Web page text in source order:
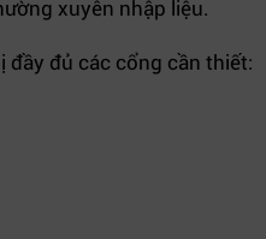
xuyên nhập liệu.
đầy đủ các cổng cần thiết: